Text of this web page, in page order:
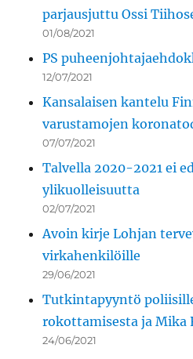
parjausjuttu Ossi
01/08/2021
PS
12/07/2021
Kansalaisen kantelu
varustamojen
07/07/2021
Talvella 2020-2021 ei
ylikuolleisuutta
02/07/2021
Avoin kirje Lohjan
virkahenkilöille
29/06/2021
Tutkintapyyntö
rokottamisesta ja Mika
24/06/2021